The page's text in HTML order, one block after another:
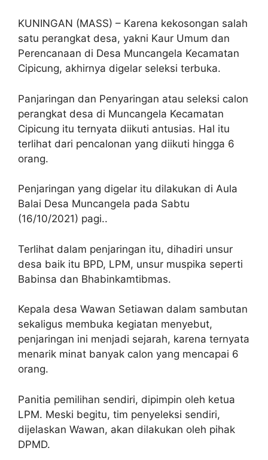
KUNINGAN (MASS) – Karena kekosongan salah
satu perangkat desa, yakni Kaur Umum dan
Perencanaan di Desa Muncangela Kecamatan
Cipicung, akhirnya digelar seleksi terbuka.
Panjaringan dan Penyaringan atau seleksi calon
perangkat desa di Muncangela Kecamatan
Cipicung itu ternyata diikuti antusias. Hal itu
terlihat dari pencalonan yang diikuti hingga 6
orang.
Penjaringan yang digelar itu dilakukan di Aula
Balai Desa Muncangela pada Sabtu
(16/10/2021) pagi..
Terlihat dalam penjaringan itu, dihadiri unsur
desa baik itu BPD, LPM, unsur muspika seperti
Babinsa dan Bhabinkamtibmas.
Kepala desa Wawan Setiawan dalam sambutan
sekaligus membuka kegiatan menyebut,
penjaringan ini menjadi sejarah, karena ternyata
menarik minat banyak calon yang mencapai 6
orang.
Panitia pemilihan sendiri, dipimpin oleh ketua
LPM. Meski begitu, tim penyeleksi sendiri,
dijelaskan Wawan, akan dilakukan oleh pihak
DPMD.